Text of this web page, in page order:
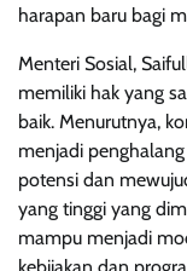
harapan baru bagi
Menteri Sosial,
memiliki hak yang
baik. Menurutnya,
menjadi
potensi dan
yang tinggi yang
mampu menjadi